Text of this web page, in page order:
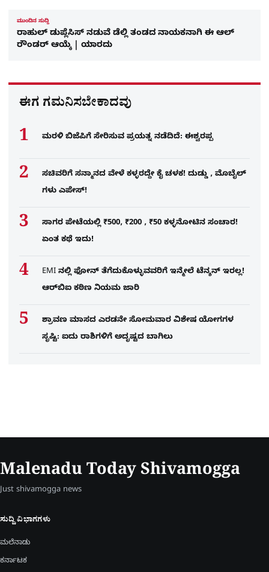
ಮುಂದಿನ ಸುದ್ದಿ
ರಾಹುಲ್ ಡುಪ್ಲೆಸಿಸ್ ನಡುವೆ ಡೆಲ್ಲಿ ತಂಡದ ನಾಯಕನಾಗಿ ಈ ಆಲ್
ರೌಂಡರ್ ಆಯ್ಕೆ | ಯಾರದು
ಈಗ ಗಮನಿಸಬೇಕಾದವು
ಮರಳಿ ಬಿಜೆಪಿಗೆ ಸೇರಿಸುವ ಪ್ರಯತ್ನ ನಡೆದಿದೆ: ಈಶ್ವರಪ್ಪ
ಸಚಿವರಿಗೆ ಸನ್ಮಾನದ ವೇಳೆ ಕಳ್ಳರದ್ದೇ ಕೈ ಚಳಕ! ದುಡ್ಡು , ಮೊಬೈಲ್​
ಗಳು ಎಪೇಸ್!
ಸಾಗರ ಪೇಟೆಯಲ್ಲಿ ₹500, ₹200 , ₹50 ಕಳ್ಳನೋಟಿನ ಸಂಚಾರ!
ಏಂತ ಕಥೆ ಇದು!
EMI ನಲ್ಲಿ ಫೋನ್​ ತೆಗೆದುಕೊಳ್ಳುವವರಿಗೆ ಇನ್ಮೇಲೆ ಟೆನ್ಶನ್​ ಇರಲ್ಲ!
ಆರ್‌ಬಿಐ ಕಠಿಣ ನಿಯಮ ಜಾರಿ
ಶ್ರಾವಣ ಮಾಸದ ಎರಡನೇ ಸೋಮವಾರ ವಿಶೇಷ ಯೋಗಗಳ
ಸೃಷ್ಟಿ: ಐದು ರಾಶಿಗಳಿಗೆ ಅದೃಷ್ಟದ ಬಾಗಿಲು
Malenadu Today Shivamogga
Just shivamogga news
ಸುದ್ದಿ ವಿಭಾಗಗಳು
ಮಲೆನಾಡು
ಕರ್ನಾಟಕ